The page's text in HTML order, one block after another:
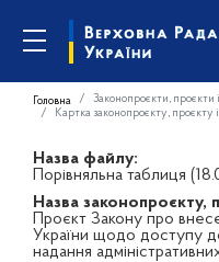
Головна Законопроєкти, проєкти
Картка законопроєкту, проєкту
Назва файлу:
Порівняльна таблиця
Назва законопроєкту,
Проєкт Закону про
України щодо доступу
надання